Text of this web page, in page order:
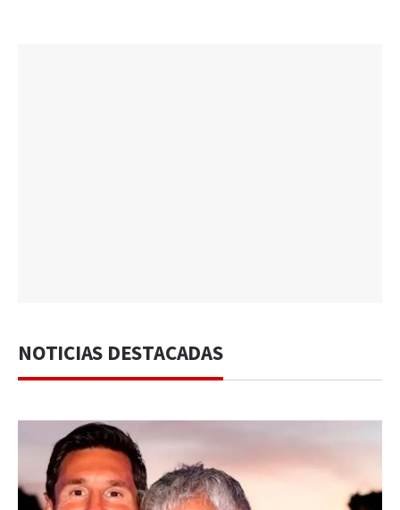
NOTICIAS DESTACADAS